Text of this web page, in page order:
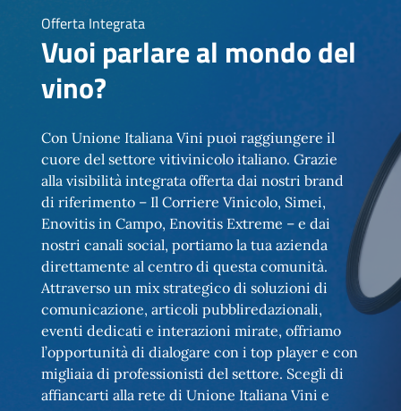
Offerta Integrata
Vuoi parlare al mondo del
vino?
Con Unione Italiana Vini puoi raggiungere il
cuore del settore vitivinicolo italiano. Grazie
alla visibilità integrata offerta dai nostri brand
di riferimento – Il Corriere Vinicolo, Simei,
Enovitis in Campo, Enovitis Extreme – e dai
nostri canali social, portiamo la tua azienda
direttamente al centro di questa comunità.
Attraverso un mix strategico di soluzioni di
comunicazione, articoli pubbliredazionali,
eventi dedicati e interazioni mirate, offriamo
l’opportunità di dialogare con i top player e con
migliaia di professionisti del settore. Scegli di
affiancarti alla rete di Unione Italiana Vini e